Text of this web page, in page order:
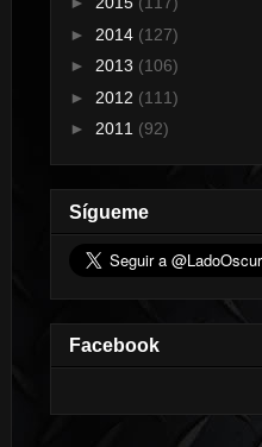
► 2014 (127)
► 2013 (106)
► 2012 (111)
► 2011 (92)
Sígueme
Facebook